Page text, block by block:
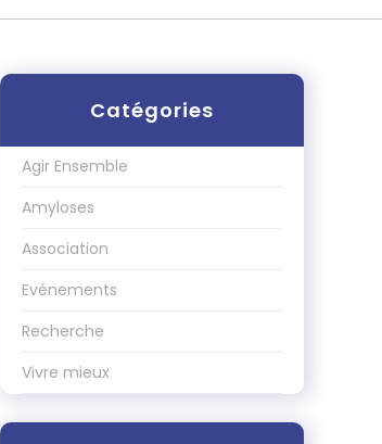
Catégories
Agir Ensemble
Amyloses
Association
Evénements
Recherche
Vivre mieux